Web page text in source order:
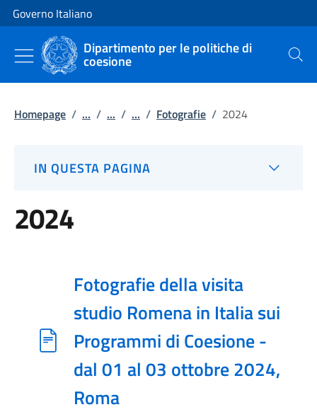
Vai al contenuto
Vai alla navigazione del sito
Governo Italiano
Dipartimento per le politiche di
coesione Cerca
Homepage / ... / ... / ... / Fotografie / 2024
IN QUESTA PAGINA
2024
Fotografie della visita
studio Romena in Italia sui
Programmi di Coesione -
dal 01 al 03 ottobre 2024,
Roma